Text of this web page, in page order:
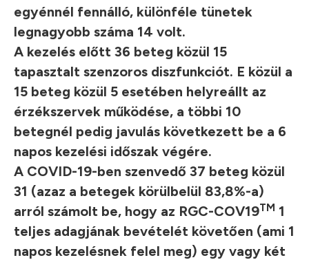
egyénnél fennálló, különféle tünetek
legnagyobb száma 14 volt.
A kezelés előtt 36 beteg közül 15
tapasztalt szenzoros diszfunkciót. E közül a
15 beteg közül 5 esetében helyreállt az
érzékszervek működése, a többi 10
betegnél pedig javulás következett be a 6
napos kezelési időszak végére.
A COVID-19-ben szenvedő 37 beteg közül
31 (azaz a betegek körülbelül 83,8%-a)
arról számolt be, hogy az RGC-COV19TM 1
teljes adagjának bevételét követően (ami 1
napos kezelésnek felel meg) egy vagy két